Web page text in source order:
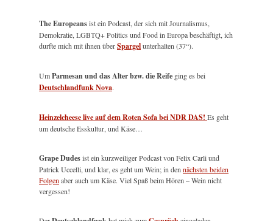
The Europeansist ein Podcast, der sich mit Journalismus,
Demokratie, LGBTQ+ Politics und Food in Europa beschäftigt, ich
durfte mich mit ihnen überSpargelunterhalten (37“).
UmParmesan und das Alter bzw. die Reife ging es bei
Deutschlandfunk Nova.
Heinzelcheese live auf dem Roten Sofa bei NDR DAS! Es geht
um deutsche Esskultur, und Käse…
Grape Dudesist ein kurzweiliger Podcast von Felix Carli und
Patrick Uccelli, und klar, es geht um Wein; in den nächsten beiden
Folgen aber auch um Käse. Viel Spaß beim Hören – Wein nicht
vergessen!